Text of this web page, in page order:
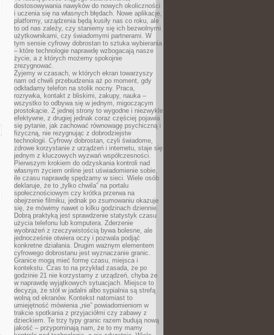
dostosowywania nawyków do nowych okoliczności
i uczenia się na własnych błędach. Nowe aplikacje,
platformy, urządzenia będą kusiły nas co roku, ale
to od nas zależy, czy staniemy się ich bezwolnymi
użytkownikami, czy świadomymi partnerami. W
tym sensie cyfrowy dobrostan to sztuka wybierania
– które technologie naprawdę wzbogacają nasze
życie, a z których możemy spokojnie
zrezygnować.
Żyjemy w czasach, w których ekran towarzyszy
nam od chwili przebudzenia aż po moment, gdy
odkładamy telefon na stolik nocny. Praca,
rozrywka, kontakt z bliskimi, zakupy, nauka –
wszystko to odbywa się w jednym, migoczącym
prostokącie. Z jednej strony to wygodne i niezwykle
efektywne, z drugiej jednak coraz częściej pojawia
się pytanie, jak zachować równowagę psychiczną i
fizyczną, nie rezygnując z dobrodziejstw
technologii. Cyfrowy dobrostan, czyli świadome,
zdrowe korzystanie z urządzeń i internetu, staje się
jednym z kluczowych wyzwań współczesności.
Pierwszym krokiem do odzyskania kontroli nad
własnym życiem online jest uświadomienie sobie,
ile czasu naprawdę spędzamy w sieci. Wiele osób
deklaruje, że to „tylko chwila” na portalu
społecznościowym czy krótka przerwa na
obejrzenie filmiku, jednak po zsumowaniu okazuje
się, że mówimy nawet o kilku godzinach dziennie.
Dobrą praktyką jest sprawdzenie statystyk czasu
użycia telefonu lub komputera. Zderzenie
wyobrażeń z rzeczywistością bywa bolesne, ale
jednocześnie otwiera oczy i pozwala podjąć
konkretne działania. Drugim ważnym elementem
cyfrowego dobrostanu jest wyznaczanie granic.
Granice mogą mieć formę czasu, miejsca i
kontekstu. Czas to na przykład zasada, że po
godzinie 21 nie korzystamy z urządzeń, chyba że
w naprawdę wyjątkowych sytuacjach. Miejsce to
decyzja, że stół w jadalni albo sypialnia są strefą
wolną od ekranów. Kontekst natomiast to
umiejętność mówienia „nie” powiadomieniom w
trakcie spotkania z przyjaciółmi czy zabawy z
dzieckiem. Te trzy typy granic razem budują nową
jakość – przypominają nam, że to my mamy